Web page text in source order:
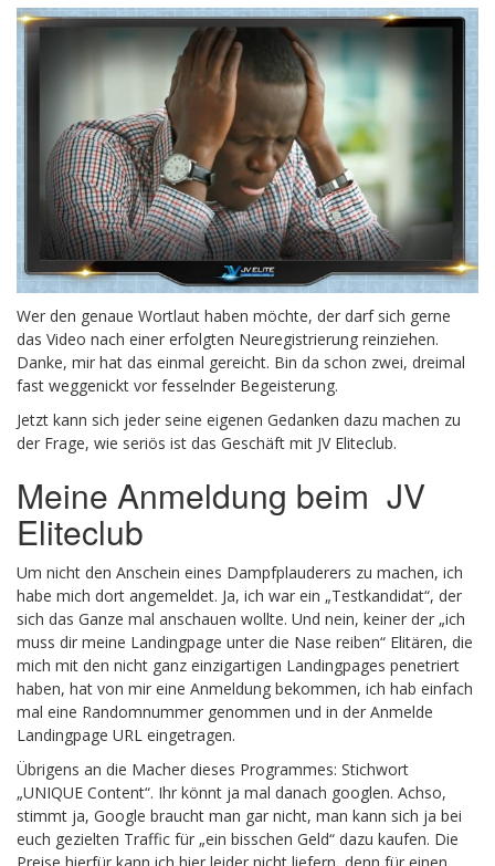
Wer den genaue Wortlaut haben möchte, der darf sich gerne
das Video nach einer erfolgten Neuregistrierung reinziehen.
Danke, mir hat das einmal gereicht. Bin da schon zwei, dreimal
fast weggenickt vor fesselnder Begeisterung.
Jetzt kann sich jeder seine eigenen Gedanken dazu machen zu
der Frage, wie seriös ist das Geschäft mit JV Eliteclub.
Meine Anmeldung beim JV
Eliteclub
Um nicht den Anschein eines Dampfplauderers zu machen, ich
habe mich dort angemeldet. Ja, ich war ein „Testkandidat“, der
sich das Ganze mal anschauen wollte. Und nein, keiner der „ich
muss dir meine Landingpage unter die Nase reiben“ Elitären, die
mich mit den nicht ganz einzigartigen Landingpages penetriert
haben, hat von mir eine Anmeldung bekommen, ich hab einfach
mal eine Randomnummer genommen und in der Anmelde
Landingpage URL eingetragen.
Übrigens an die Macher dieses Programmes: Stichwort
„UNIQUE Content“. Ihr könnt ja mal danach googlen. Achso,
stimmt ja, Google braucht man gar nicht, man kann sich ja bei
euch gezielten Traffic für „ein bisschen Geld“ dazu kaufen. Die
Preise hierfür kann ich hier leider nicht liefern, denn für einen